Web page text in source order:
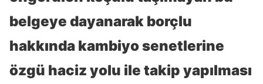
belgeye dayanarak borçlu
hakkında kambiyo senetlerine
özgü haciz yolu ile takip yapılması